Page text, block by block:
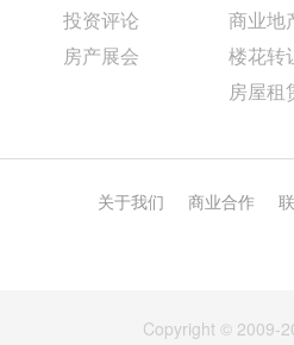
将有佩奇同您
投资评论
房产展会
商业地
楼花转
房屋租
关于我们 商业合作
Copyright © 2009-